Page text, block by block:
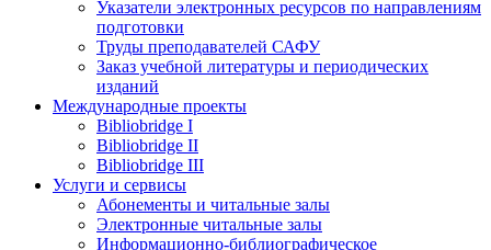
Указатели электронных ресурсов по направлениям
подготовки
Труды преподавателей САФУ
Заказ учебной литературы и периодических
изданий
Международные проекты
Bibliobridge I
Bibliobridge II
Bibliobridge III
Услуги и сервисы
Абонементы и читальные залы
Электронные читальные залы
Информационно-библиографическое